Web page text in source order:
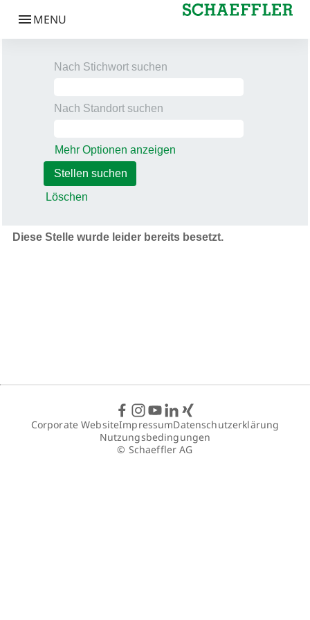
Nach Stichwort suchen
Nach Standort suchen
Mehr Optionen anzeigen
Löschen
Diese Stelle wurde leider bereits besetzt.